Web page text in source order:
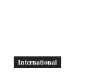
International